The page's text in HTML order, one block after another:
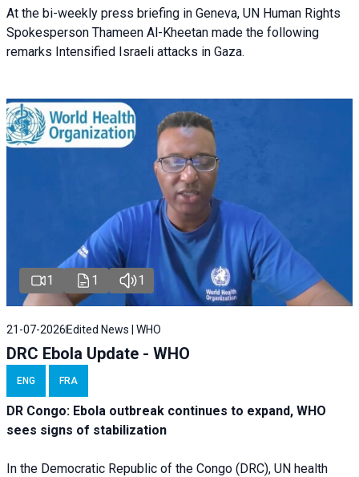
At the bi-weekly press briefing in Geneva, UN Human Rights
Spokesperson Thameen Al-Kheetan made the following
remarks Intensified Israeli attacks in Gaza.
1 1 1
21-07-2026 Edited News | WHO
DRC Ebola Update - WHO
ENG FRA
DR Congo: Ebola outbreak continues to expand, WHO
sees signs of stabilization
In the Democratic Republic of the Congo (DRC), UN health